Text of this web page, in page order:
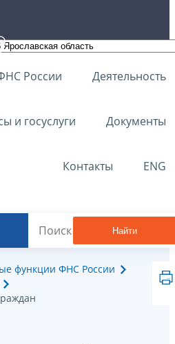
России Деятельность
и госуслуги Документы
Контакты ENG
Найти
функции ФНС России